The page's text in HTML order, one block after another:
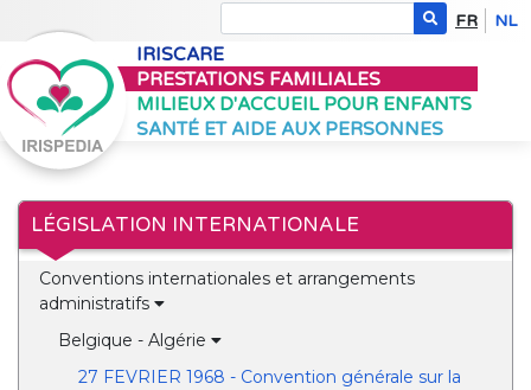
FR NL
IRISCARE
PRESTATIONS FAMILIALES
MILIEUX D'ACCUEIL POUR ENFANTS
SANTÉ ET AIDE AUX PERSONNES
LÉGISLATION INTERNATIONALE
Conventions internationales et arrangements
administratifs
Belgique - Algérie
27 FEVRIER 1968 - Convention générale sur la